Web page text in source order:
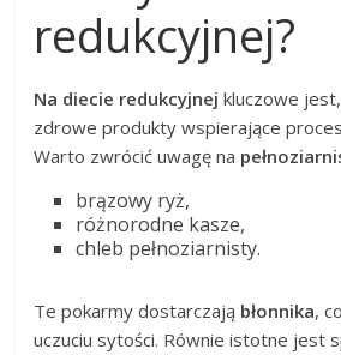
redukcyjnej?
Na diecie redukcyjnej kluczowe
zdrowe produkty wspierające
Warto zwrócić uwagę na
brązowy ryż,
różnorodne kasze,
chleb pełnoziarnisty.
Te pokarmy dostarczają błonnika,
uczuciu sytości. Równie istotne jest